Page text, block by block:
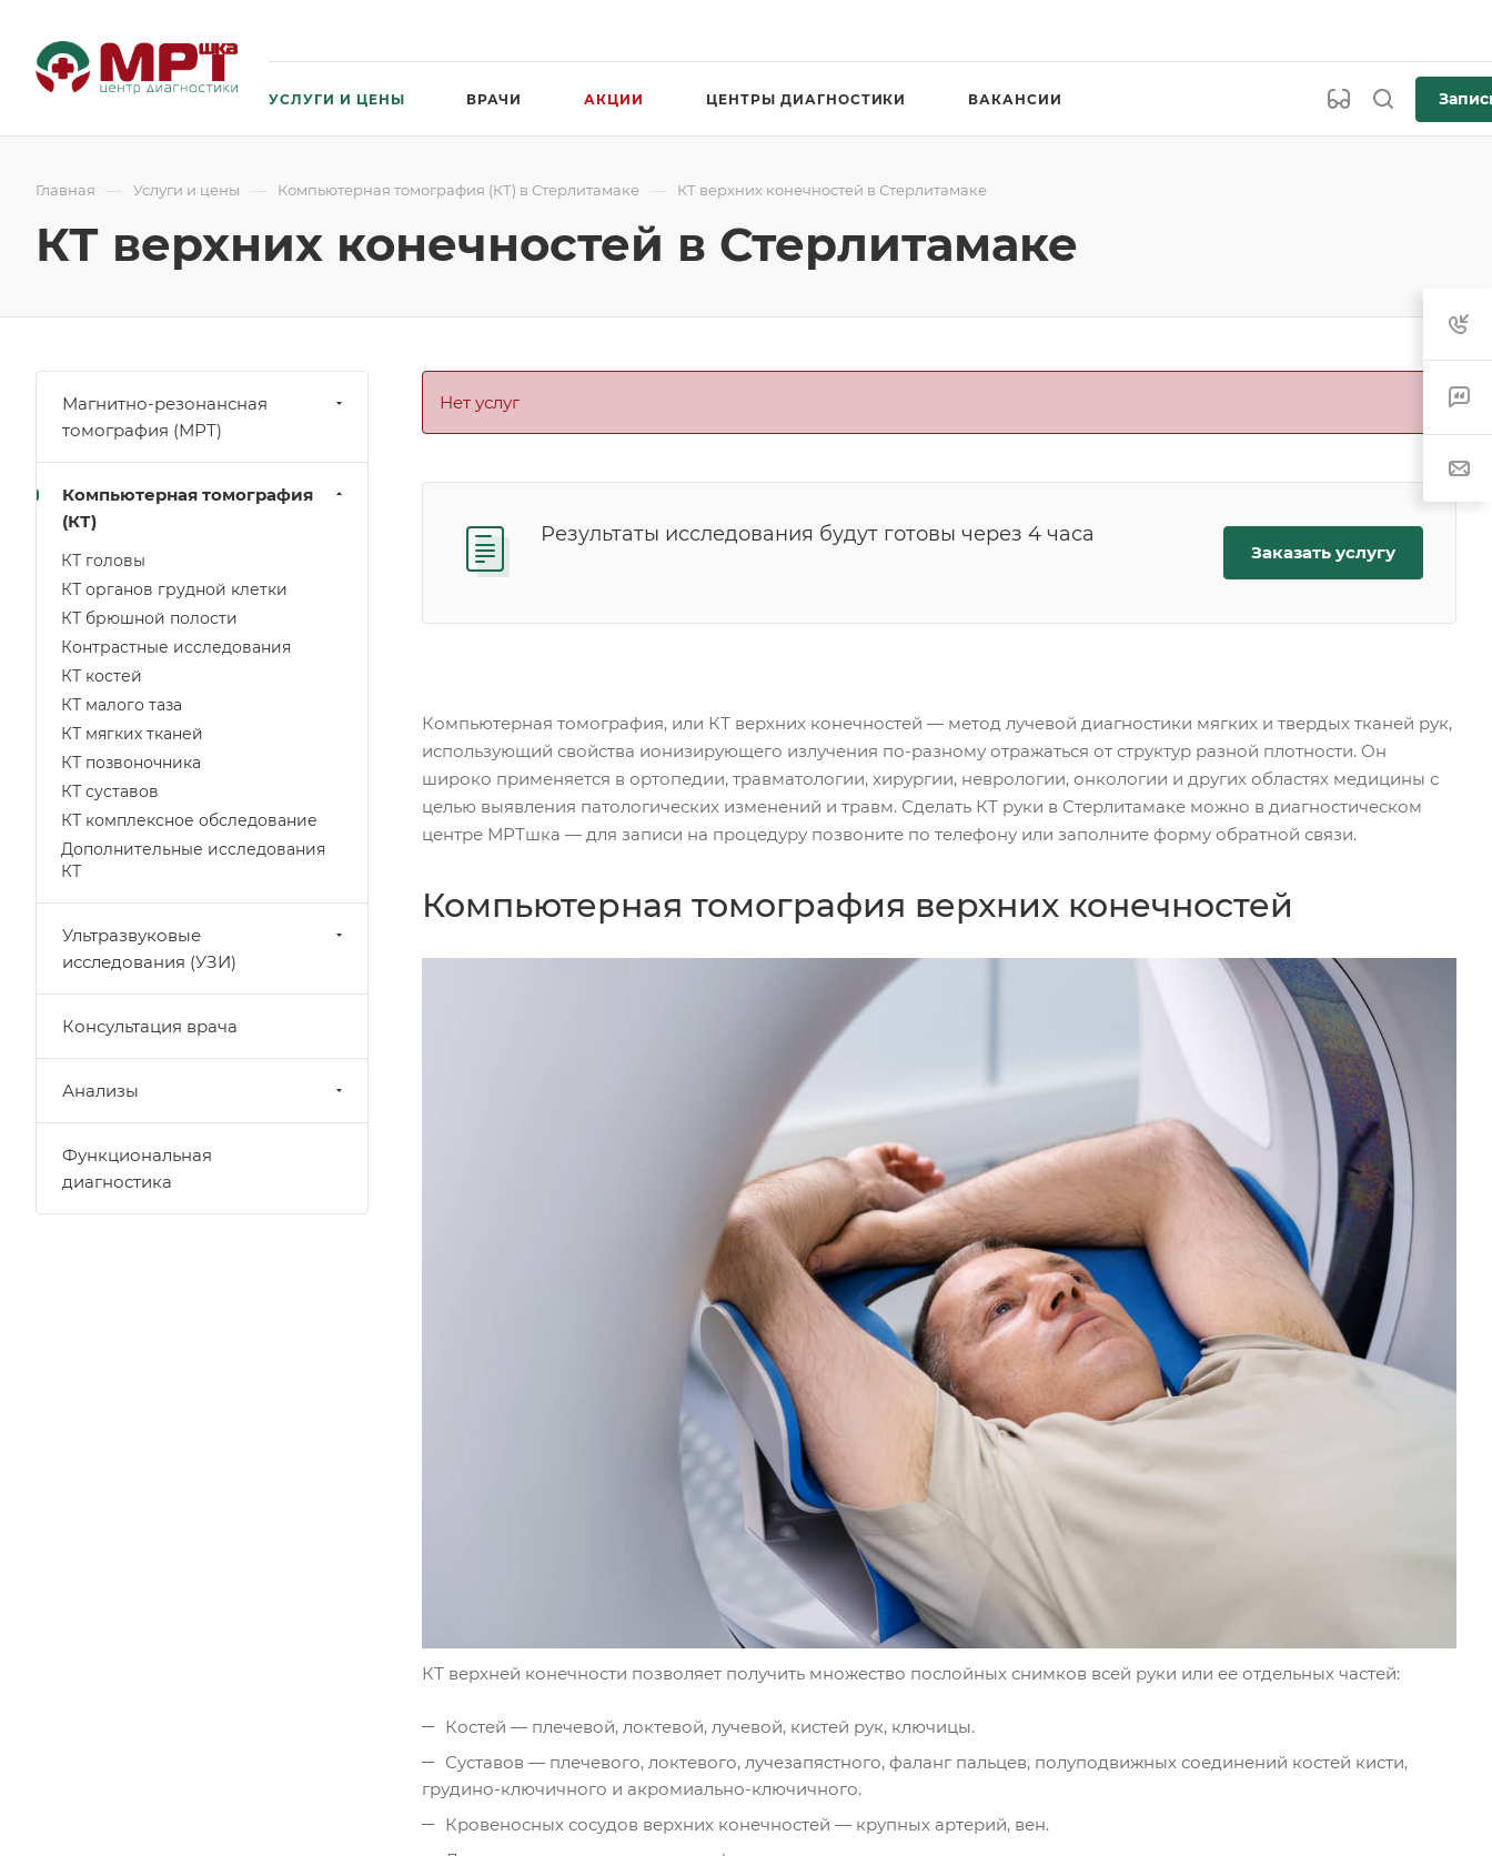
УСЛУГИ И ЦЕНЫ ВРАЧИ АКЦИИ ЦЕНТРЫ ДИАГНОСТИКИ ВАКАНСИИ
Главная — Услуги и цены — Компьютерная томография (КТ) в Стерлитамаке — КТ верхних конечностей в Стерлитамаке
КТ верхних конечностей в Стерлитамаке
Нет услуг
Результаты исследования будут готовы через 4 часа
Заказать услугу
Компьютерная томография, или КТ верхних конечностей — метод лучевой диагностики мягких и твердых тканей рук,
использующий свойства ионизирующего излучения по-разному отражаться от структур разной плотности. Он
широко применяется в ортопедии, травматологии, хирургии, неврологии, онкологии и других областях медицины с
целью выявления патологических изменений и травм. Сделать КТ руки в Стерлитамаке можно в диагностическом
центре МРТшка — для записи на процедуру позвоните по телефону или заполните форму обратной связи.
Компьютерная томография верхних конечностей
КТ верхней конечности позволяет получить множество послойных снимков всей руки или ее отдельных частей:
Костей — плечевой, локтевой, лучевой, кистей рук, ключицы.
Суставов — плечевого, локтевого, лучезапястного, фаланг пальцев, полуподвижных соединений костей кисти,
грудино-ключичного и акромиально-ключичного.
Кровеносных сосудов верхних конечностей — крупных артерий, вен.
Магнитно-резонансная
томография (МРТ)
Компьютерная томография
(КТ)
КТ головы
КТ органов грудной клетки
КТ брюшной полости
Контрастные исследования
КТ костей
КТ малого таза
КТ мягких тканей
КТ позвоночника
КТ суставов
КТ комплексное обследование
Дополнительные исследования
КТ
Ультразвуковые
исследования (УЗИ)
Консультация врача
Анализы
Функциональная
диагностика